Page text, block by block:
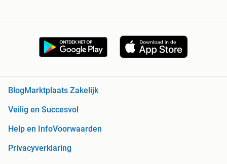
BlogMarktplaats Zakelijk
Veilig en Succesvol
Help en InfoVoorwaarden
Privacyverklaring